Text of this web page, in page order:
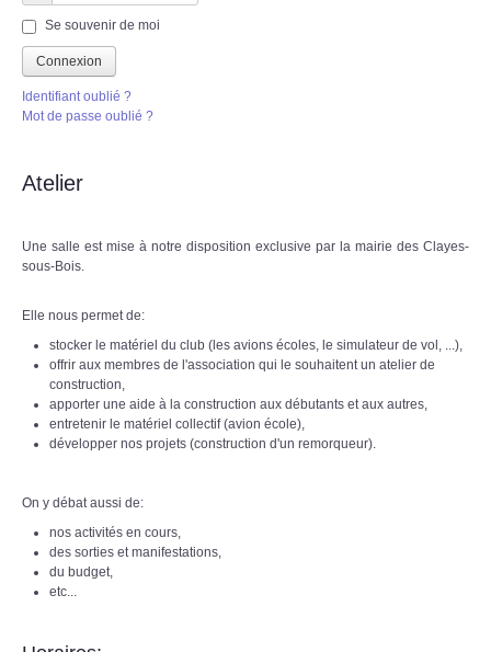
Mot de passe
Se souvenir de moi
Connexion
Identifiant oublié ?
Mot de passe oublié ?
Atelier
Une salle est mise à notre disposition exclusive par la mairie des Clayes-
sous-Bois.
Elle nous permet de:
stocker le matériel du club (les avions écoles, le simulateur de vol, ...),
offrir aux membres de l'association qui le souhaitent un atelier de
construction,
apporter une aide à la construction aux débutants et aux autres,
entretenir le matériel collectif (avion école),
développer nos projets (construction d'un remorqueur).
On y débat aussi de:
nos activités en cours,
des sorties et manifestations,
du budget,
etc...